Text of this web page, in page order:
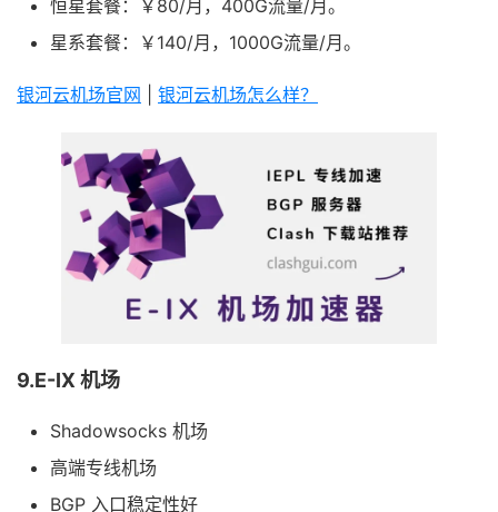
恒星套餐：￥80/月，400G流量/月。
星系套餐：￥140/月，1000G流量/月。
银河云机场官网 银河云机场怎么样？
9.E-IX 机场
Shadowsocks 机场
高端专线机场
BGP 入口稳定性好